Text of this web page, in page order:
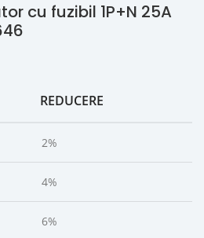
cu fuzibil 1P+N 25A
REDUCERE
2%
4%
6%